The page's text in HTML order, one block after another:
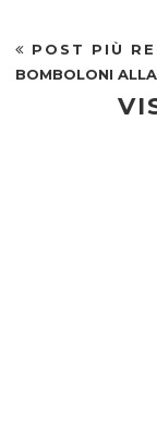
POST PIÙ
BOMBOLONI